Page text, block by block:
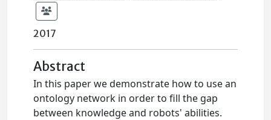
2017
Abstract
In this paper we demonstrate how to use an
ontology network in order to fill the gap
between knowledge and robots' abilities.